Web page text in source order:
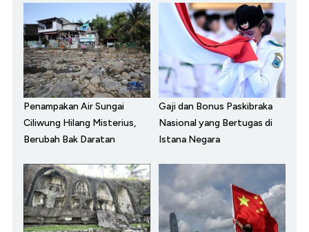
Penampakan Air Sungai
Ciliwung Hilang Misterius,
Berubah Bak Daratan
Gaji dan Bonus Paskibraka
Nasional yang Bertugas di
Istana Negara